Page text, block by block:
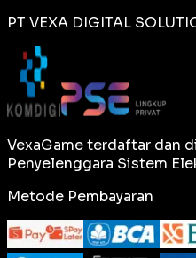
PT VEXA DIGITAL
VexaGame terdaftar dan
Penyelenggara Sistem
Metode Pembayaran